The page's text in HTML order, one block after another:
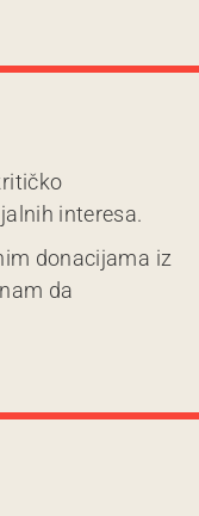
interesa.
donacijama iz
da